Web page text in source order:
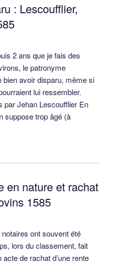
: Lescoufflier,
2 ans que je fais des
le patronyme
avoir disparu, même si
lui ressembler.
par Jehan Lescoufflier En
suppose trop âgé (à
en nature et rachat
1585
ont souvent été
lors du classement, fait
de rachat d’une rente